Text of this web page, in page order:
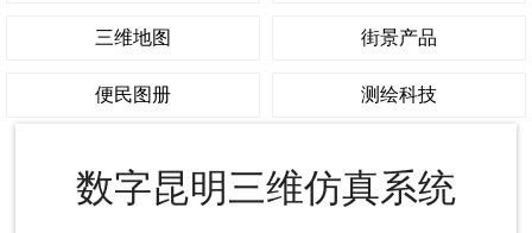
三维地图 街景产品
便民图册 测绘科技
数字昆明三维仿真系统